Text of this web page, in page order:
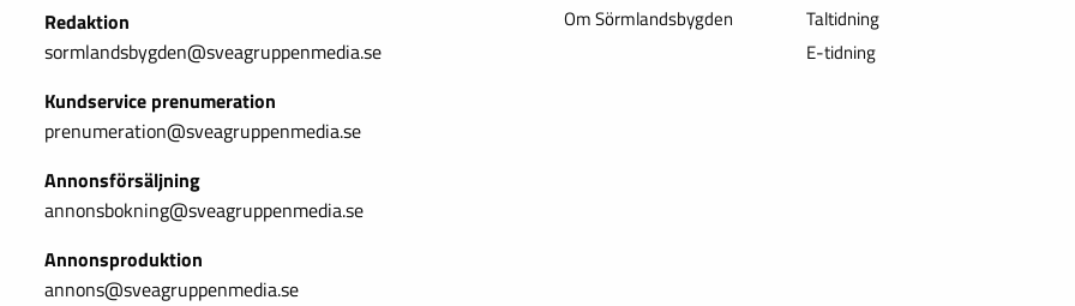
Redaktion
sormlandsbygden@sveagruppenmedia.se
Kundservice prenumeration
prenumeration@sveagruppenmedia.se
Annonsförsäljning
annonsbokning@sveagruppenmedia.se
Annonsproduktion
annons@sveagruppenmedia.se
Om Sörmlandsbygden
Taltidning
E-tidning